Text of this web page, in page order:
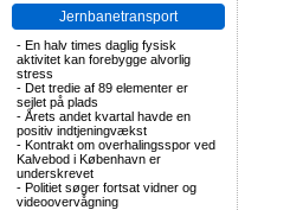
Jernbanetransport
- En halv times daglig fysisk
aktivitet kan forebygge alvorlig
stress
- Det tredie af 89 elementer er
sejlet på plads
- Årets andet kvartal havde en
positiv indtjeningvækst
- Kontrakt om overhalingsspor ved
Kalvebod i København er
underskrevet
- Politiet søger fortsat vidner og
videoovervågning